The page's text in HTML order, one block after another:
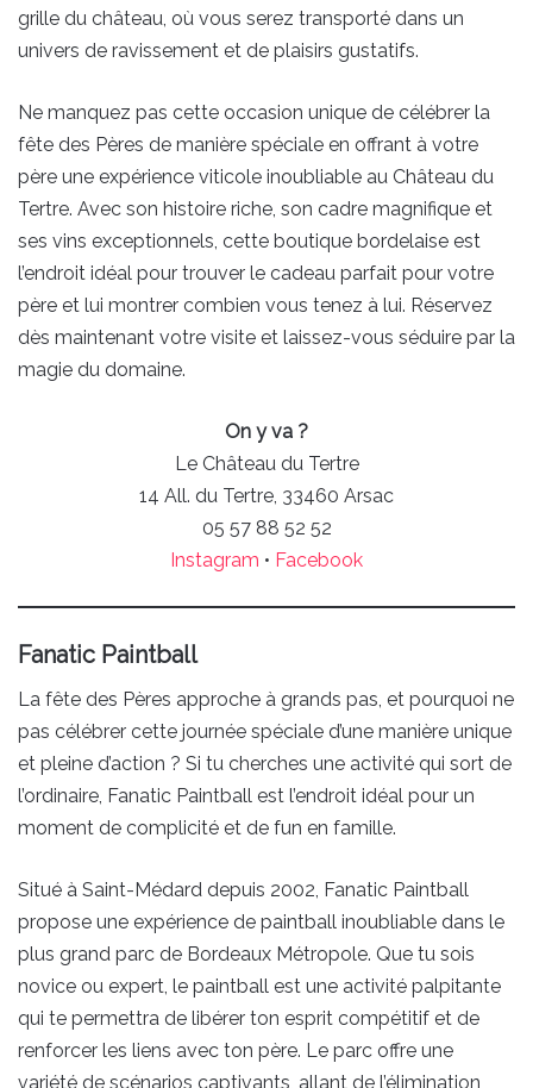
grille du château, où vous serez transporté dans un
univers de ravissement et de plaisirs gustatifs.
Ne manquez pas cette occasion unique de célébrer la
fête des Pères de manière spéciale en offrant à votre
père une expérience viticole inoubliable au Château du
Tertre. Avec son histoire riche, son cadre magnifique et
ses vins exceptionnels, cette boutique bordelaise est
l’endroit idéal pour trouver le cadeau parfait pour votre
père et lui montrer combien vous tenez à lui. Réservez
dès maintenant votre visite et laissez-vous séduire par la
magie du domaine.
On y va ?
Le Château du Tertre
14 All. du Tertre, 33460 Arsac
05 57 88 52 52
Instagram • Facebook
Fanatic Paintball
La fête des Pères approche à grands pas, et pourquoi ne
pas célébrer cette journée spéciale d’une manière unique
et pleine d’action ? Si tu cherches une activité qui sort de
l’ordinaire, Fanatic Paintball est l’endroit idéal pour un
moment de complicité et de fun en famille.
Situé à Saint-Médard depuis 2002, Fanatic Paintball
propose une expérience de paintball inoubliable dans le
plus grand parc de Bordeaux Métropole. Que tu sois
novice ou expert, le paintball est une activité palpitante
qui te permettra de libérer ton esprit compétitif et de
renforcer les liens avec ton père. Le parc offre une
variété de scénarios captivants, allant de l’élimination